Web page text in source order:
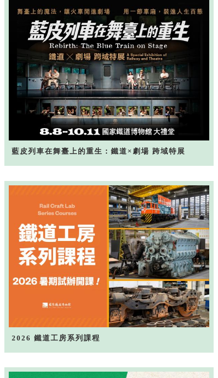
藍皮列車在舞臺上的重生：鐵道×劇場 跨域特展
2026 鐵道工房系列課程